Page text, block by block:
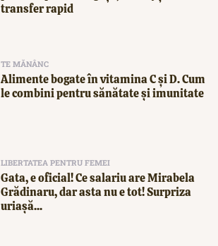
transfer rapid
TE MĂNÂNC
Alimente bogate în vitamina C și D. Cum
le combini pentru sănătate și imunitate
LIBERTATEA PENTRU FEMEI
Gata, e oficial! Ce salariu are Mirabela
Grădinaru, dar asta nu e tot! Surpriza
uriașă...